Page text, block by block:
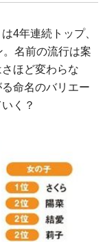
4年連続トップ、
。名前の流行は案
ほど変わらな
命名のバリエー
く？